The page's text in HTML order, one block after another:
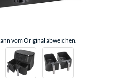
vom Original abweichen.